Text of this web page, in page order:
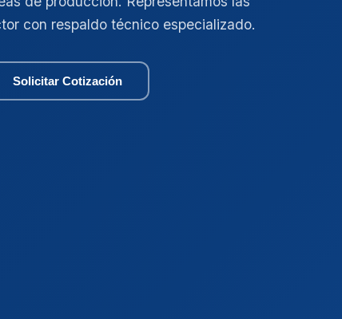
con respaldo técnico especializado.
Solicitar Cotización